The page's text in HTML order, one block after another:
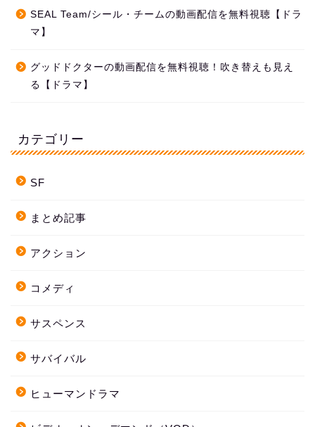
SEAL Team/シール・チームの動画配信を無料視聴【ドラ
マ】
グッドドクターの動画配信を無料視聴！吹き替えも見え
る【ドラマ】
カテゴリー
SF
まとめ記事
アクション
コメディ
サスペンス
サバイバル
ヒューマンドラマ